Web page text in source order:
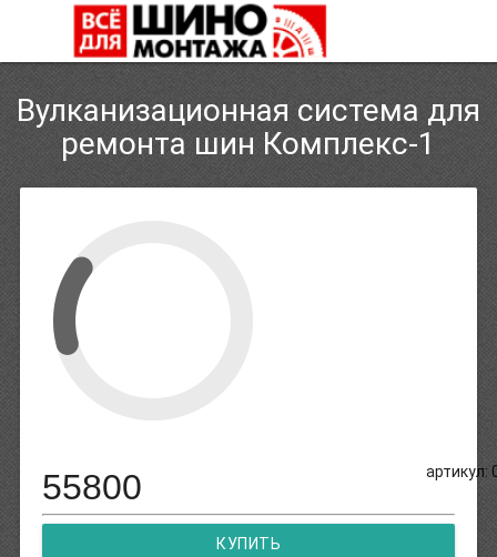
Вулканизационная система для
ремонта шин Комплекс-1
артикул:
55800
КУПИТЬ